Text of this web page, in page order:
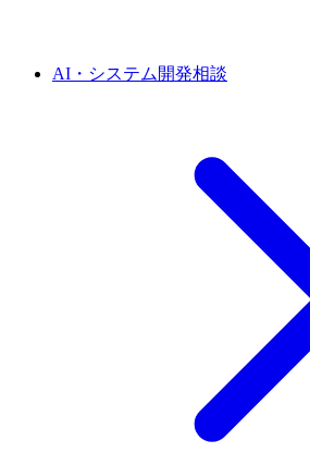
AI・システム開発相談